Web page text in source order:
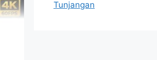
Tunjangan